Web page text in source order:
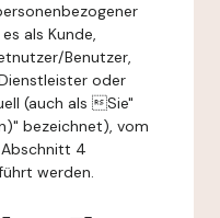
als Kunde,
Benutzer,
oder
(auch als Sie"
bezeichnet), vom
4
werden.